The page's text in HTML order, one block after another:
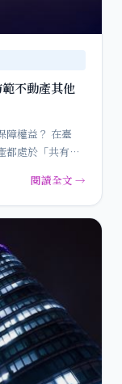
不動產其他
障權益？ 在臺
都處於「共有」
閱讀全文 →